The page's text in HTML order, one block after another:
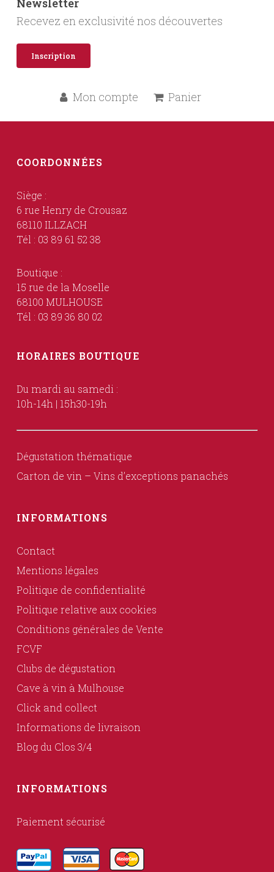
Recevez en exclusivité nos découvertes
Inscription
Mon compte Panier
COORDONNÉES
Siège :
6 rue Henry de Crousaz
68110 ILLZACH
Tél : 03 89 61 52 38
Boutique :
15 rue de la Moselle
68100 MULHOUSE
Tél : 03 89 36 80 02
HORAIRES BOUTIQUE
Du mardi au samedi :
10h-14h | 15h30-19h
Dégustation thématique
Carton de vin – Vins d’exceptions panachés
INFORMATIONS
Contact
Mentions légales
Politique de confidentialité
Politique relative aux cookies
Conditions générales de Vente
FCVF
Clubs de dégustation
Cave à vin à Mulhouse
Click and collect
Informations de livraison
Blog du Clos 3/4
INFORMATIONS
Paiement sécurisé